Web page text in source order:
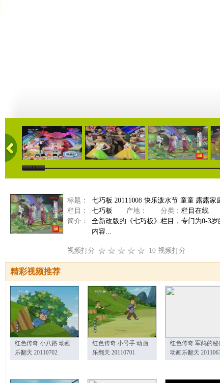
04:26 01:15 02:56
标题：
七巧板 20111008 快乐泼水节 童童 露露家
栏目：
七巧板 产地： 分类： 栏目在线
简介：
全新改版的《七巧板》栏目，专门为0-3
内容...
视频打分 10 视频打分
精彩视频推荐
红色传奇 小八路 动画
乐翻天 20110702
红色传奇 小号手 动画
乐翻天 20110701
红色传奇 军鸽的秘
动画乐翻天